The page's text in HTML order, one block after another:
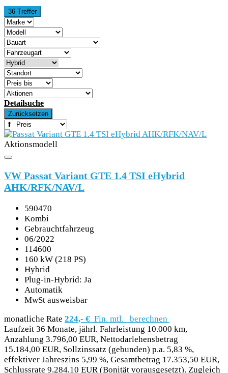
36 Treffer
Detailsuche
Zurücksetzen
Aktionsmodell
VW Passat Variant GTE 1.4 TSI eHybrid
AHK/RFK/NAV/L
590470
Kombi
Gebrauchtfahrzeug
06/2022
114600
160 kW (218 PS)
Hybrid
Plug-in-Hybrid: Ja
Automatik
MwSt ausweisbar
monatliche Rate 224,- € Fin. mtl.
berechnen
Laufzeit 36 Monate, jährl. Fahrleistung 10.000 km,
Anzahlung 3.796,00 EUR, Nettodarlehensbetrag
15.184,00 EUR, Sollzinssatz (gebunden) p.a. 5,83 %,
effektiver Jahreszins 5,99 %, Gesamtbetrag 17.353,50 EUR,
Schlussrate 9.284,10 EUR (Bonität vorausgesetzt). Zugleich